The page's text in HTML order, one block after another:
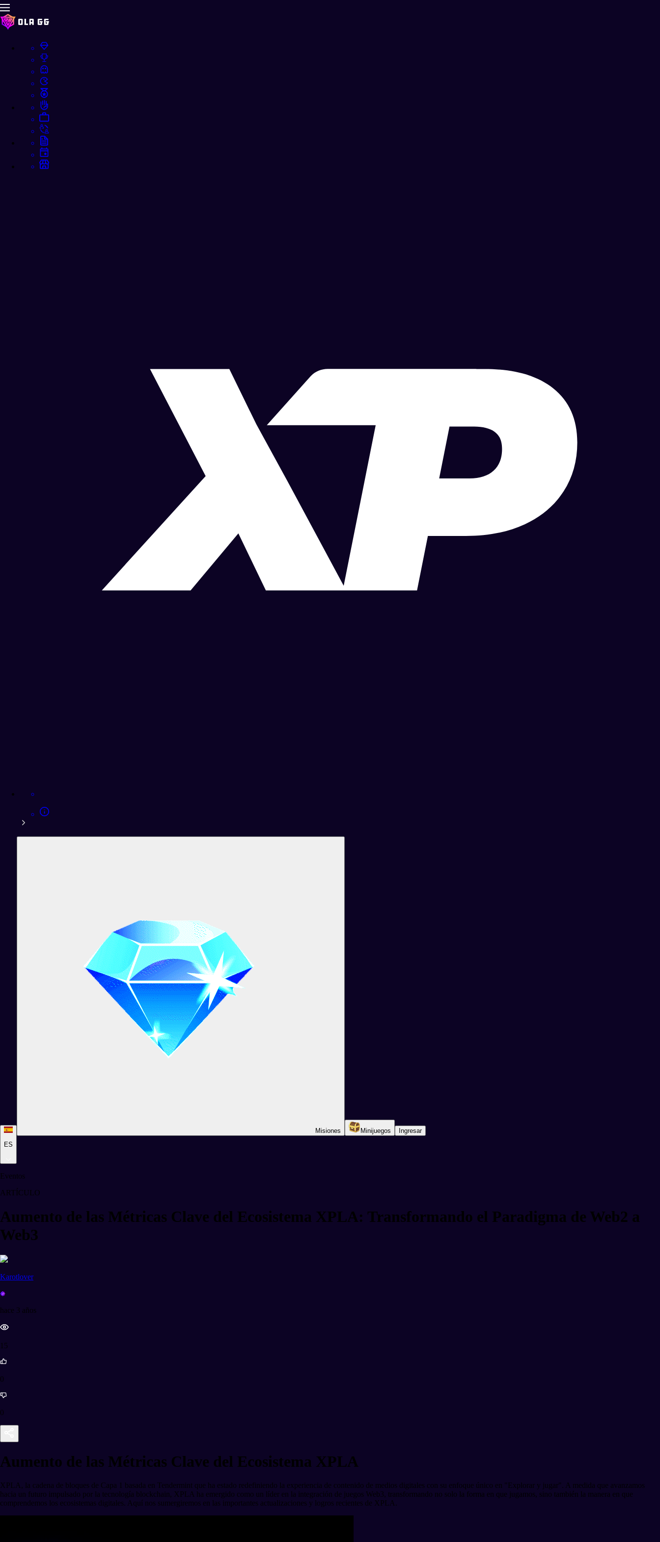
ES
Misiones Minijuegos Ingresar
Eventos
ARTÍCULO
Aumento de las Métricas Clave del Ecosistema XPLA: Transformando el Paradigma de Web2 a
Web3
Karotlover
hace 3 años
15
0
0
Aumento de las Métricas Clave del Ecosistema XPLA
XPLA, la cadena de bloques de Capa 1 basada en Tendermint que ha estado redefiniendo la experiencia de contenido de medios digitales con su enfoque único en "Explorar y jugar". A medida que avanzamos
hacia un futuro impulsado por la tecnología blockchain, XPLA ha emergido como un líder en la integración de juegos Web3, transformando no solo la forma en que jugamos, sino también la manera en que
comprendemos los ecosistemas digitales. Aquí nos sumergiremos en las importantes actualizaciones y logros recientes de XPLA.